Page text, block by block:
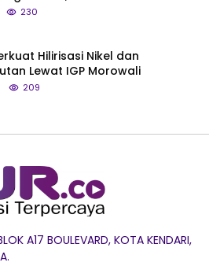
Beras Muna
230
Hilirisasi Nikel dan
Lewat IGP Morowali
209
A17 BOULEVARD, KOTA KENDARI,